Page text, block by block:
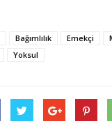
Bağımlılık Emekçi
Yoksul